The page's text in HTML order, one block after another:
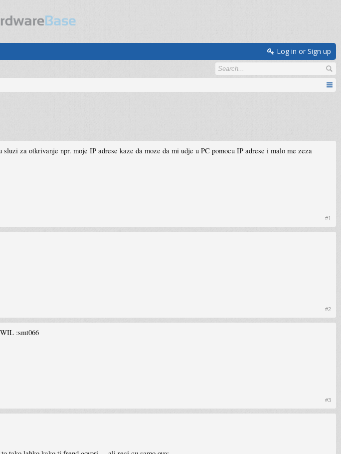
Log in or Sign up
za otkrivanje npr. moje IP adrese kaze da moze da mi udje u PC pomocu IP adrese i malo me zeza
#1
#2
:smt066
#3